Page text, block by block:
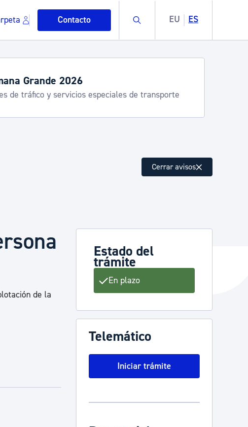
Contacto Buscar EU ES
residuos y medioambiente
Humanos y convivencia
Grande 2026
de tráfico y servicios especiales de transporte
Cerrar avisos
de la
Estado del
trámite
En plazo
Telemático
Iniciar trámite